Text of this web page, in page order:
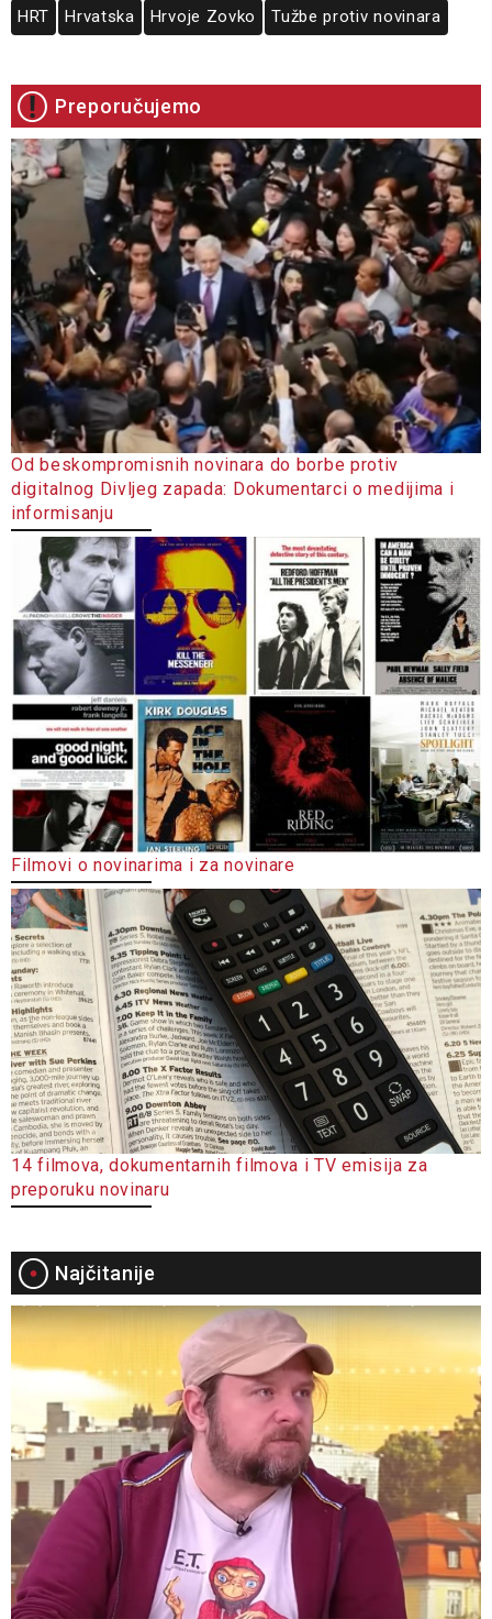
HRT Hrvatska Hrvoje Zovko Tužbe protiv novinara
Preporučujemo
Od beskompromisnih novinara do borbe protiv
digitalnog Divljeg zapada: Dokumentarci o medijima i
informisanju
Filmovi o novinarima i za novinare
14 filmova, dokumentarnih filmova i TV emisija za
preporuku novinaru
Najčitanije